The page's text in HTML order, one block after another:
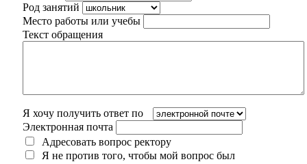
Род занятий
Место работы или учебы
Текст обращения
Я хочу получить ответ по
Электронная почта
Адресовать вопрос ректору
Я не против того, чтобы мой вопрос был